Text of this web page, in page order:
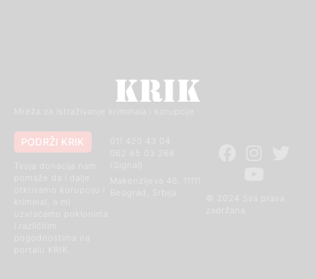
Mreža za istraživanje kriminala i korupcije
© 2024 Sva prava
011 420 43 04
Makenzijeva 46, 11111
PODRŽI KRIK
otkrivamo korupciju i
kriminal, a mi
uzvraćamo poklonima
i različitim
pogodnostima na
portalu KRIK.